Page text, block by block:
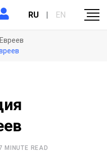
RU | EN
MINUTE READ